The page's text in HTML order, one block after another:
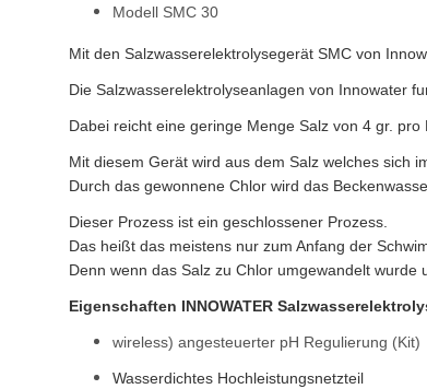
Modell SMC 30
Mit den Salzwasserelektrolysegerät SMC von
Die Salzwasserelektrolyseanlagen von Innowater
Dabei reicht eine geringe Menge Salz von 4 gr.
Mit diesem Gerät wird aus dem Salz welches sich
Durch das gewonnene Chlor wird das
Dieser Prozess ist ein geschlossener Prozess.
Das heißt das meistens nur zum Anfang der
Denn wenn das Salz zu Chlor umgewandelt
Eigenschaften INNOWATER
wireless) angesteuerter pH Regulierung (Kit)
Wasserdichtes Hochleistungsnetzteil